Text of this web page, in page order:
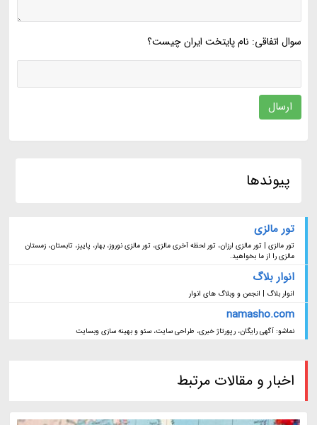
سوال اتفاقی: نام پایتخت ایران چیست؟
ارسال
پیوندها
تور مالزی
تور مالزی | تور مالزی ارزان، تور لحظه آخری مالزی، تور مالزی نوروز، بهار، پاییز، تابستان، زمستان
مالزی را از ما بخواهید.
انوار بلاگ
انوار بلاگ | انجمن و وبلاگ های انوار
namasho.com
نماشو: آگهی رایگان، رپورتاژ خبری، طراحی سایت، سئو و بهینه سازی وبسایت
اخبار و مقالات مرتبط